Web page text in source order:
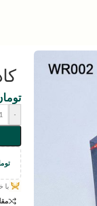
-
با